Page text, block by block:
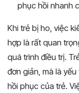
phục hồi nhanh
Khi trẻ bị ho, việc
hợp là rất quan
quá trình điều trị.
đơn giản, mà là
hồi phục của trẻ.